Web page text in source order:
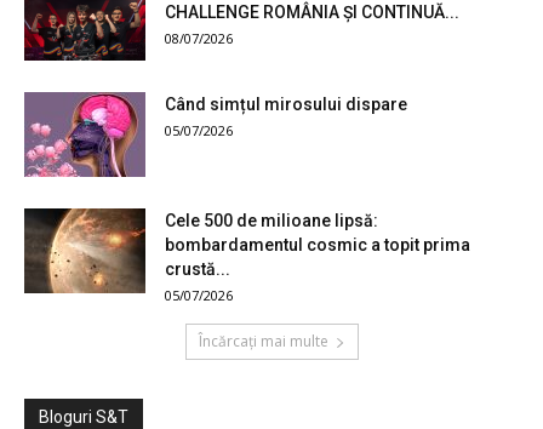
CHALLENGE ROMÂNIA ȘI CONTINUĂ...
08/07/2026
Când simțul mirosului dispare
05/07/2026
Cele 500 de milioane lipsă:
bombardamentul cosmic a topit prima
crustă...
05/07/2026
Încărcați mai multe
Bloguri S&T